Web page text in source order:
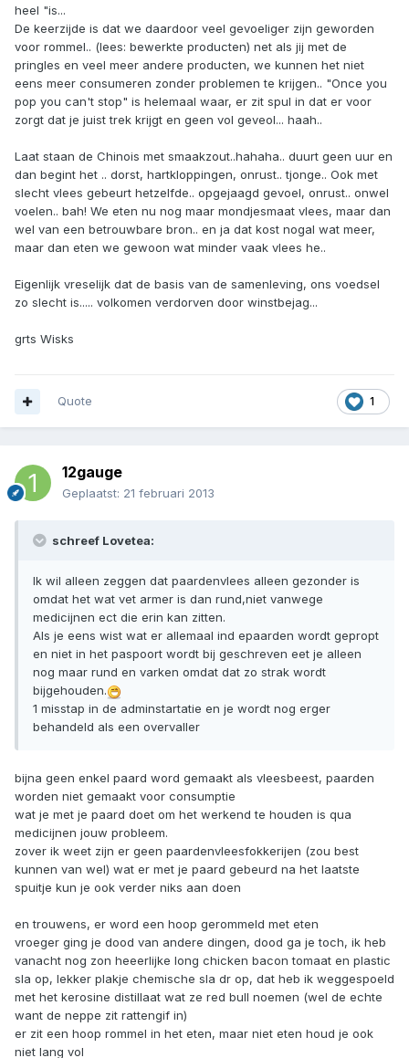
heel "is...
De keerzijde is dat we daardoor veel gevoeliger zijn geworden
voor rommel.. (lees: bewerkte producten) net als jij met de
pringles en veel meer andere producten, we kunnen het niet
eens meer consumeren zonder problemen te krijgen.. "Once you
pop you can't stop" is helemaal waar, er zit spul in dat er voor
zorgt dat je juist trek krijgt en geen vol geveol... haah..
Laat staan de Chinois met smaakzout..hahaha.. duurt geen uur en
dan begint het .. dorst, hartkloppingen, onrust.. tjonge.. Ook met
slecht vlees gebeurt hetzelfde.. opgejaagd gevoel, onrust.. onwel
voelen.. bah! We eten nu nog maar mondjesmaat vlees, maar dan
wel van een betrouwbare bron.. en ja dat kost nogal wat meer,
maar dan eten we gewoon wat minder vaak vlees he..
Eigenlijk vreselijk dat de basis van de samenleving, ons voedsel
zo slecht is..... volkomen verdorven door winstbejag...
grts Wisks
1
Quote
12gauge
Geplaatst: 21 februari 2013
schreef Lovetea:
Ik wil alleen zeggen dat paardenvlees alleen gezonder is
omdat het wat vet armer is dan rund,niet vanwege
medicijnen ect die erin kan zitten.
Als je eens wist wat er allemaal ind epaarden wordt gepropt
en niet in het paspoort wordt bij geschreven eet je alleen
nog maar rund en varken omdat dat zo strak wordt
bijgehouden.
1 misstap in de adminstartatie en je wordt nog erger
behandeld als een overvaller
bijna geen enkel paard word gemaakt als vleesbeest, paarden
worden niet gemaakt voor consumptie
wat je met je paard doet om het werkend te houden is qua
medicijnen jouw probleem.
zover ik weet zijn er geen paardenvleesfokkerijen (zou best
kunnen van wel) wat er met je paard gebeurd na het laatste
spuitje kun je ook verder niks aan doen
en trouwens, er word een hoop gerommeld met eten
vroeger ging je dood van andere dingen, dood ga je toch, ik heb
vanacht nog zon heeerlijke long chicken bacon tomaat en plastic
sla op, lekker plakje chemische sla dr op, dat heb ik weggespoeld
met het kerosine distillaat wat ze red bull noemen (wel de echte
want de neppe zit rattengif in)
er zit een hoop rommel in het eten, maar niet eten houd je ook
niet lang vol